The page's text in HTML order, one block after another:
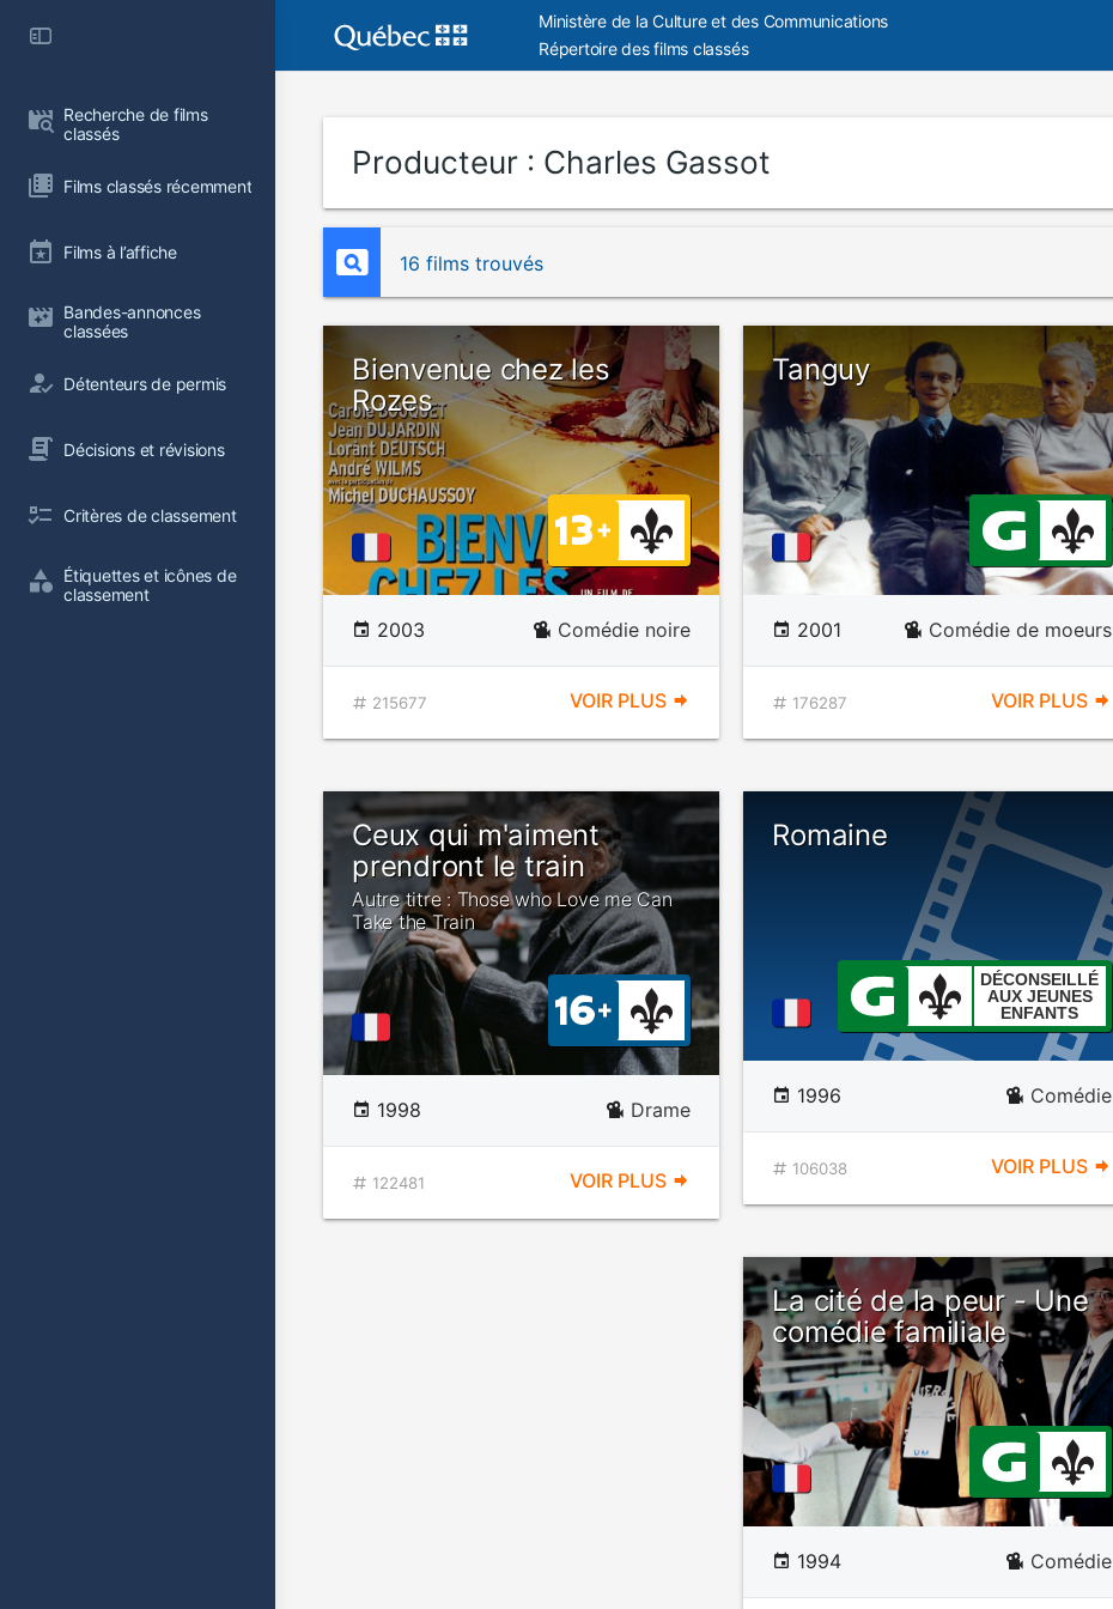
Recherche de films
classés
Films classés récemment
Films à l’affiche
Bandes-annonces
classées
Détenteurs de permis
Décisions et révisions
Critères de classement
Étiquettes et icônes de
classement
Ministère de la Culture et des Communications
Répertoire des films classés
Producteur : Charles Gassot
16 films trouvés
Bienvenue chez les
Rozes
2003 Comédie noire
215677 VOIR PLUS
Tanguy
2001 Comédie de moeurs
176287 VOIR PLUS
Ceux qui m'aiment
prendront le train
Autre titre : Those who Love me Can
Take the Train
1998 Drame
122481 VOIR PLUS
Romaine
DÉCONSEILLÉ
AUX JEUNES
ENFANTS
1996 Comédie
106038 VOIR PLUS
La cité de la peur - Une
comédie familiale
1994 Comédie